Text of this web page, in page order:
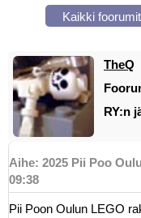
Kaikki foorumit
TheQ
RY:n
Aihe: 2025 Pii Poo
09:38
Pii Poon Oulun LEGO